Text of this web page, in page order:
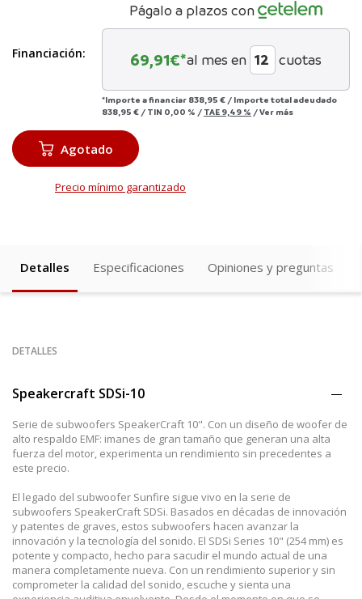
Financiación:
Págalo a plazos con
69,91€*al mes en cuotas
*Importe a financiar 838,95 € / Importe total adeudado
838,95 € / TIN 0,00 % / TAE 9,49 % /Ver más
Agotado
Precio mínimo garantizado
Detalles Especificaciones Opiniones y preguntas
DETALLES
Speakercraft SDSi-10
Serie de subwoofers SpeakerCraft 10". Con un diseño de woofer de
alto respaldo EMF: imanes de gran tamaño que generan una alta
fuerza del motor, experimenta un rendimiento sin precedentes a
este precio.
El legado del subwoofer Sunfire sigue vivo en la serie de
subwoofers SpeakerCraft SDSi. Basados en décadas de innovación
y patentes de graves, estos subwoofers hacen avanzar la
innovación y la tecnología del sonido. El SDSi Series 10" (254 mm) es
potente y compacto, hecho para sacudir el mundo actual de una
manera completamente nueva. Con un rendimiento superior y sin
comprometer la calidad del sonido, escuche y sienta una